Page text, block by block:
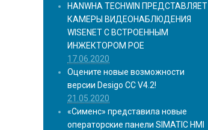
HANWHA TECHWIN ПРЕДСТАВЛЯЕТ
КАМЕРЫ ВИДЕОНАБЛЮДЕНИЯ
WISENET С ВСТРОЕННЫМ
ИНЖЕКТОРОМ POE
17.06.2020
Оцените новые возможности
версии Desigo CC V4.2!
21.05.2020
«Сименс» представила новые
операторские панели SIMATIC HMI